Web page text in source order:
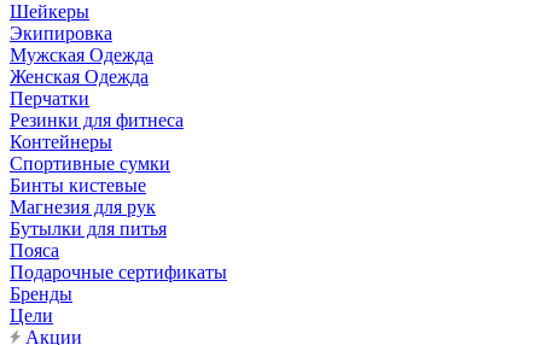
Шейкеры
Экипировка
Мужская Одежда
Женская Одежда
Перчатки
Резинки для фитнеса
Контейнеры
Спортивные сумки
Бинты кистевые
Магнезия для рук
Бутылки для питья
Пояса
Подарочные сертификаты
Бренды
Цели
Акции